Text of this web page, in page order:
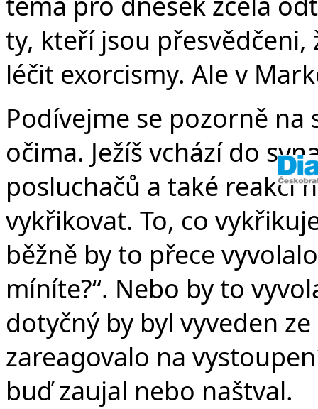
ty, kteří jsou
léčit exorcismy. Ale v
Podívejme se pozorně
očima. Ježíš vchází do
posluchačů a také reakci
vykřikovat. To, co
běžně by to přece
míníte?“. Nebo by to
dotyčný by byl vyveden
zareagovalo na
buď zaujal nebo naštval.